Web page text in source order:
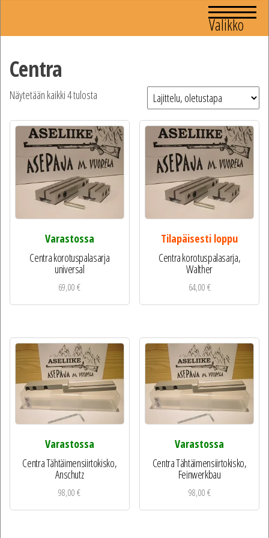
Valikko
Centra
Näytetään kaikki 4 tulosta
Varastossa
Centra korotuspalasarja
universal
69,00€
Tilapäisesti loppu
Centra korotuspalasarja,
Walther
64,00€
Varastossa
Centra Tähtäimensiirtokisko,
Anschutz
98,00€
Varastossa
Centra Tähtäimensiirtokisko,
Feinwerkbau
98,00€